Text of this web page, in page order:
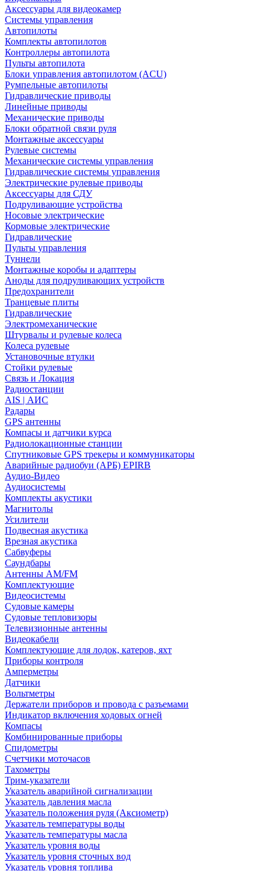
Аксессуары для видеокамер
Системы управления
Автопилоты
Комплекты автопилотов
Контроллеры автопилота
Пульты автопилота
Блоки управления автопилотом (ACU)
Румпельные автопилоты
Гидравлические приводы
Линейные приводы
Механические приводы
Блоки обратной связи руля
Монтажные аксессуары
Рулевые системы
Механические системы управления
Гидравлические системы управления
Электрические рулевые приводы
Аксессуары для СДУ
Подруливающие устройства
Носовые электрические
Кормовые электрические
Гидравлические
Пульты управления
Туннели
Монтажные коробы и адаптеры
Аноды для подруливающих устройств
Предохранители
Транцевые плиты
Гидравлические
Электромеханические
Штурвалы и рулевые колеса
Колеса рулевые
Установочные втулки
Стойки рулевые
Связь и Локация
Радиостанции
AIS | АИС
Радары
GPS антенны
Компасы и датчики курса
Радиолокационные станции
Спутниковые GPS трекеры и коммуникаторы
Аварийные радиобуи (АРБ) EPIRB
Аудио-Видео
Аудиосистемы
Комплекты акустики
Магнитолы
Усилители
Подвесная акустика
Врезная акустика
Сабвуферы
Саундбары
Антенны AM/FM
Комплектующие
Видеосистемы
Судовые камеры
Cудовые тепловизоры
Телевизионные антенны
Видеокабели
Комплектующие для лодок, катеров, яхт
Приборы контроля
Амперметры
Датчики
Вольтметры
Держатели приборов и провода с разъемами
Индикатор включения ходовых огней
Компасы
Комбинированные приборы
Спидометры
Счетчики моточасов
Тахометры
Трим-указатели
Указатель аварийной сигнализации
Указатель давления масла
Указатель положения руля (Аксиометр)
Указатель температуры воды
Указатель температуры масла
Указатель уровня воды
Указатель уровня сточных вод
Указатель уровня топлива